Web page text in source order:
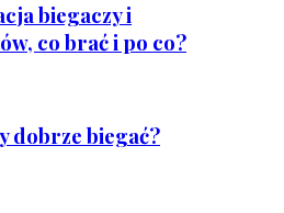
biegaczy i
co brać i po co?
dobrze biegać?